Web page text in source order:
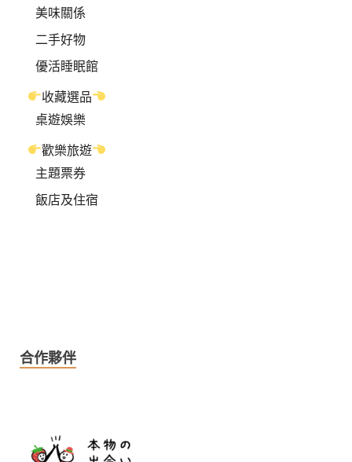
美味關係
二手好物
優活睡眠館
收藏選品
桌遊娛樂
歡樂旅遊
主題票券
飯店及住宿
合作夥伴